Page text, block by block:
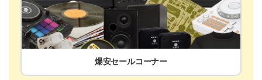
爆安セールコーナー